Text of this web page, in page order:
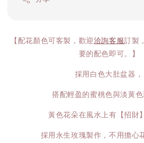
【配花顏色可客製，歡迎洽詢客服訂製
要的配色即可。】
採用白色大肚盆器，
搭配輕盈的蜜桃色與淡黃色
黃色花朵在風水上有【招財
採用永生玫瑰製作，不用擔心